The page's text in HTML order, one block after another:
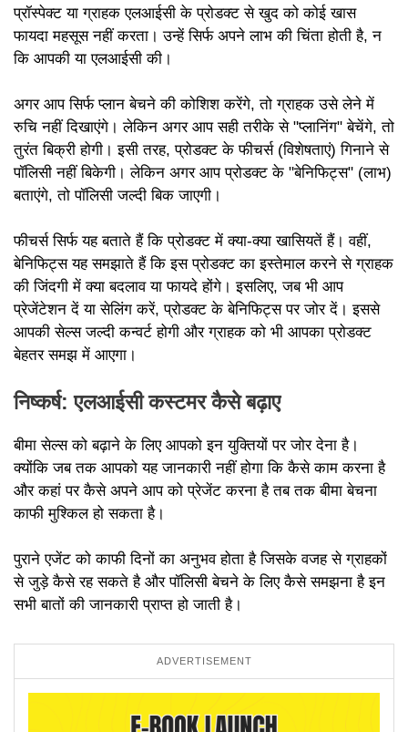
प्रॉस्पेक्ट या ग्राहक एलआईसी के प्रोडक्ट से खुद को कोई खास
फायदा महसूस नहीं करता। उन्हें सिर्फ अपने लाभ की चिंता होती है, न
कि आपकी या एलआईसी की।
अगर आप सिर्फ प्लान बेचने की कोशिश करेंगे, तो ग्राहक उसे लेने में
रुचि नहीं दिखाएंगे। लेकिन अगर आप सही तरीके से "प्लानिंग" बेचेंगे, तो
तुरंत बिक्री होगी। इसी तरह, प्रोडक्ट के फीचर्स (विशेषताएं) गिनाने से
पॉलिसी नहीं बिकेगी। लेकिन अगर आप प्रोडक्ट के "बेनिफिट्स" (लाभ)
बताएंगे, तो पॉलिसी जल्दी बिक जाएगी।
फीचर्स सिर्फ यह बताते हैं कि प्रोडक्ट में क्या-क्या खासियतें हैं। वहीं,
बेनिफिट्स यह समझाते हैं कि इस प्रोडक्ट का इस्तेमाल करने से ग्राहक
की जिंदगी में क्या बदलाव या फायदे होंगे। इसलिए, जब भी आप
प्रेजेंटेशन दें या सेलिंग करें, प्रोडक्ट के बेनिफिट्स पर जोर दें। इससे
आपकी सेल्स जल्दी कन्वर्ट होगी और ग्राहक को भी आपका प्रोडक्ट
बेहतर समझ में आएगा।
निष्कर्ष: एलआईसी कस्टमर कैसे बढ़ाए
बीमा सेल्स को बढ़ाने के लिए आपको इन युक्तियों पर जोर देना है।
क्योंकि जब तक आपको यह जानकारी नहीं होगा कि कैसे काम करना है
और कहां पर कैसे अपने आप को प्रेजेंट करना है तब तक बीमा बेचना
काफी मुश्किल हो सकता है।
पुराने एजेंट को काफी दिनों का अनुभव होता है जिसके वजह से ग्राहकों
से जुड़े कैसे रह सकते है और पॉलिसी बेचने के लिए कैसे समझना है इन
सभी बातों की जानकारी प्राप्त हो जाती है।
ADVERTISEMENT